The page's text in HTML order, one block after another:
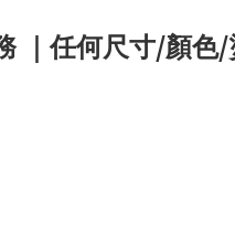
｜任何尺寸/顏色/